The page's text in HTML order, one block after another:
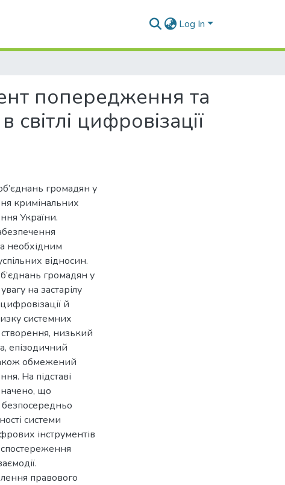
Log In
попередження та
цифровізації
громадян у
кримінальних
України.
необхідним
відносин.
громадян у
на застарілу
й
системних
низький
епізодичний
обмежений
На підставі
що
безпосередньо
системи
інструментів
правового